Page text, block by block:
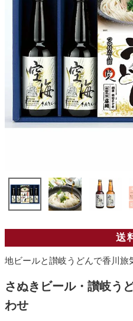
送
地ビールと讃岐うどんで香川旅
さぬきビール・讃岐う
わせ